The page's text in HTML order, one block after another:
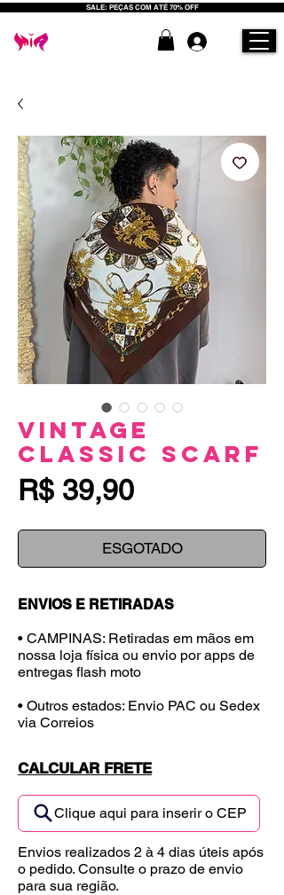
SALE: PEÇAS COM ATÉ 70% OFF
Vintage
Classic Scarf
R$ 39,90Preço
ESGOTADO
ENVIOS E RETIRADAS
• CAMPINAS: Retiradas em mãos em
nossa loja física ou envio por apps de
entregas flash moto
• Outros estados: Envio PAC ou Sedex
via Correios
CALCULAR FRETE
Clique aqui para inserir o CEP
Envios realizados 2 à 4 dias úteis após
o pedido. Consulte o prazo de envio
para sua região.